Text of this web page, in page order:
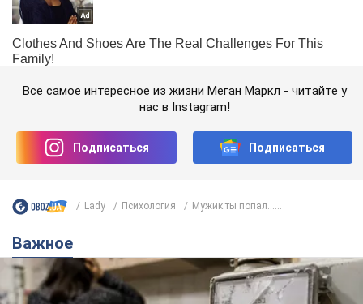
Все самое интересное из жизни Меган Маркл - читайте у
нас в Instagram!
Подписаться Подписаться
Lady Психология Мужик ты попал…...
Важное